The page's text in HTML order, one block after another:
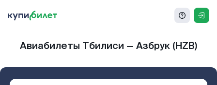
Авиабилеты Тбилиси — Азбрук (HZB)